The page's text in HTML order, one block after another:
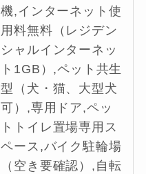
機,インターネット使
用料無料（レジデン
シャルインターネッ
ト1GB）,ペット共生
型（犬・猫、大型犬
可）,専用ドア,ペッ
トトイレ置場専用ス
ペース,バイク駐輪場
（空き要確認）,自転